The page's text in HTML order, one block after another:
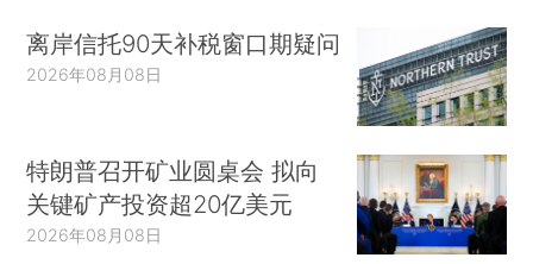
离岸信托90天补税窗口期疑问
2026年08月08日
特朗普召开矿业圆桌会 拟向
关键矿产投资超20亿美元
2026年08月08日